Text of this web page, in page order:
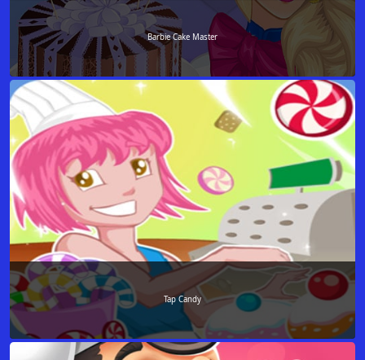
Barbie Cake Master
Tap Candy